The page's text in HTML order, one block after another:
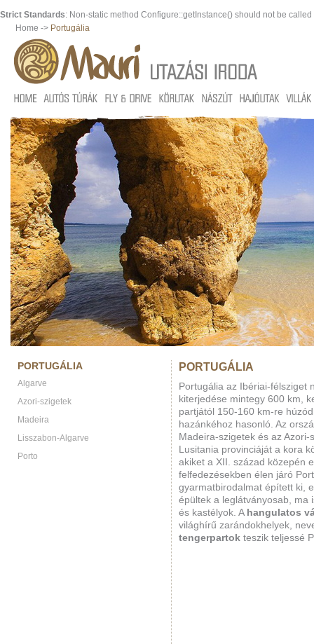
Strict Standards: Non-static method Configure::getInstance() should not be
Home -> Portugália
PORTUGÁLIA
Algarve
Azori-szigetek
Madeira
Lisszabon-Algarve
Porto
PORTUGÁLIA
Portugália az Ibériai-félsziget
kiterjedése mintegy 600 km,
partjától 150-160 km-re
hazánkéhoz hasonló. Az
Madeira-szigetek és az
Lusitania provinciáját a kora
akiket a XII. század közepén
felfedezésekben élen járó
gyarmatbirodalmat épített ki,
épültek a leglátványosab, ma
és kastélyok. A hangulatos
világhírű zarándokhelyek,
tengerpartok teszik teljessé